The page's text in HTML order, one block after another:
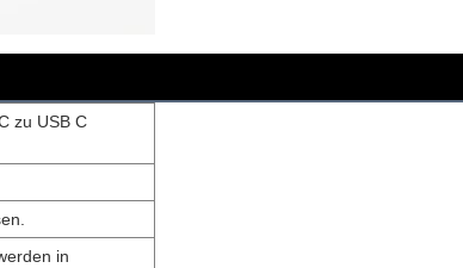
zu USB C
in